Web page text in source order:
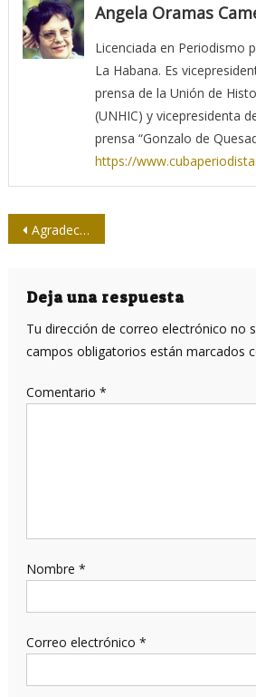
Angela Oramas
Licenciada en Periodismo
La Habana. Es
prensa de la Unión de
(UNHIC) y vicepresidenta
prensa “Gonzalo de
https://
Navegación
entradas
Agradecimiento
Deja una respuesta
Tu dirección de correo electrónico no
campos obligatorios están marcados
Comentario *
Nombre *
Correo electrónico *